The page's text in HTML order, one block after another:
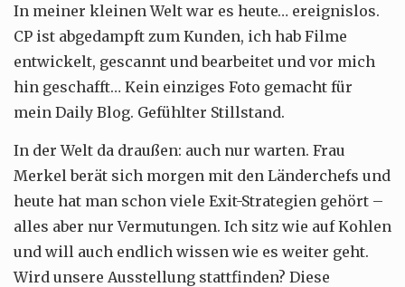
In meiner kleinen Welt war es heute… ereignislos.
CP ist abgedampft zum Kunden, ich hab Filme
entwickelt, gescannt und bearbeitet und vor mich
hin geschafft… Kein einziges Foto gemacht für
mein Daily Blog. Gefühlter Stillstand.
In der Welt da draußen: auch nur warten. Frau
Merkel berät sich morgen mit den Länderchefs und
heute hat man schon viele Exit-Strategien gehört –
alles aber nur Vermutungen. Ich sitz wie auf Kohlen
und will auch endlich wissen wie es weiter geht.
Wird unsere Ausstellung stattfinden? Diese